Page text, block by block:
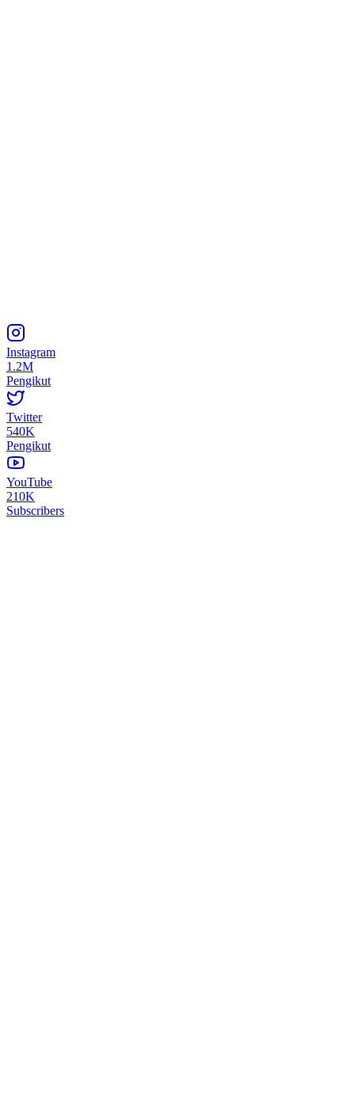
Instagram
1.2M
Pengikut
Twitter
540K
Pengikut
YouTube
210K
Subscribers